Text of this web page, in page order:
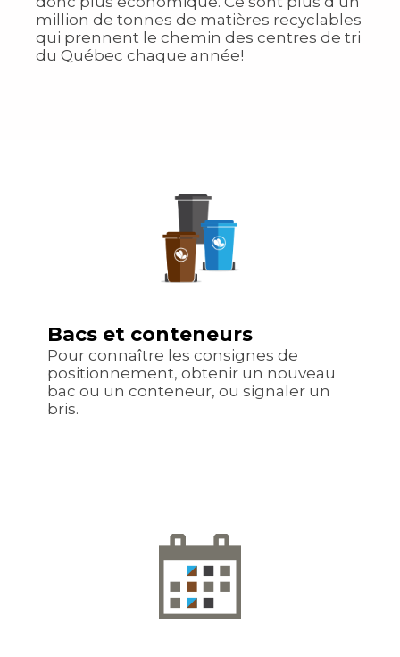
million de tonnes de matières recyclables
qui prennent le chemin des centres de tri
du Québec chaque année!
Bacs et conteneurs
Pour connaître les consignes de
positionnement, obtenir un nouveau
bac ou un conteneur, ou signaler un
bris.